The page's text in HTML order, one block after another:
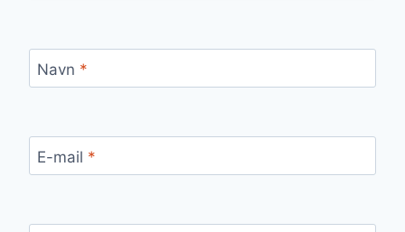
Navn *
E-mail *